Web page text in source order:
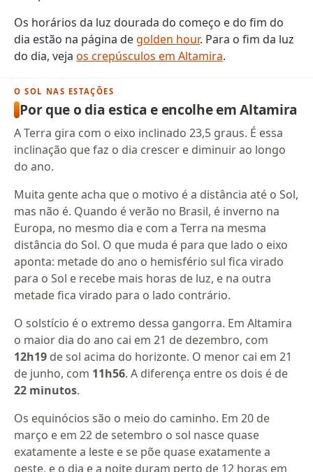
Os horários da luz dourada do começo e do fim do
dia estão na página degolden hour. Para o fim da luz
do dia, vejaos crepúsculos em Altamira.
O SOL NAS ESTAÇÕES
Por que o dia estica e encolhe em Altamira
A Terra gira com o eixo inclinado 23,5 graus. É essa
inclinação que faz o dia crescer e diminuir ao longo
do ano.
Muita gente acha que o motivo é a distância até o Sol,
mas não é. Quando é verão no Brasil, é inverno na
Europa, no mesmo dia e com a Terra na mesma
distância do Sol. O que muda é para que lado o eixo
aponta: metade do ano o hemisfério sul fica virado
para o Sol e recebe mais horas de luz, e na outra
metade fica virado para o lado contrário.
O solstício é o extremo dessa gangorra. Em Altamira
o maior dia do ano cai em 21 de dezembro, com
12h19 de sol acima do horizonte. O menor cai em 21
de junho, com 11h56. A diferença entre os dois é de
22 minutos.
Os equinócios são o meio do caminho. Em 20 de
março e em 22 de setembro o sol nasce quase
exatamente a leste e se põe quase exatamente a
oeste, e o dia e a noite duram perto de 12 horas em